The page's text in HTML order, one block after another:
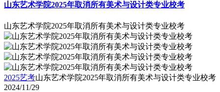
山东艺术学院2025年取消所有美术与设计类专业校考
山东艺术学院2025年取消所有美术与设计类专业校考
2025艺考山东艺术学院2025年取消所有美术与设计类专业校考
2024/11/29